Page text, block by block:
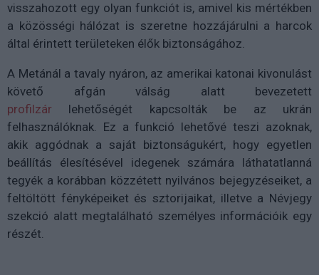
visszahozott egy olyan funkciót is, amivel kis mértékben
a közösségi hálózat is szeretne hozzájárulni a harcok
által érintett területeken élők biztonságához.
A Metánál a tavaly nyáron, az amerikai katonai kivonulást
követő afgán válság alatt bevezetett
profilzár lehetőségét kapcsolták be az ukrán
felhasználóknak. Ez a funkció lehetővé teszi azoknak,
akik aggódnak a saját biztonságukért, hogy egyetlen
beállítás élesítésével idegenek számára láthatatlanná
tegyék a korábban közzétett nyilvános bejegyzéseiket, a
feltöltött fényképeiket és sztorijaikat, illetve a Névjegy
szekció alatt megtalálható személyes információik egy
részét.